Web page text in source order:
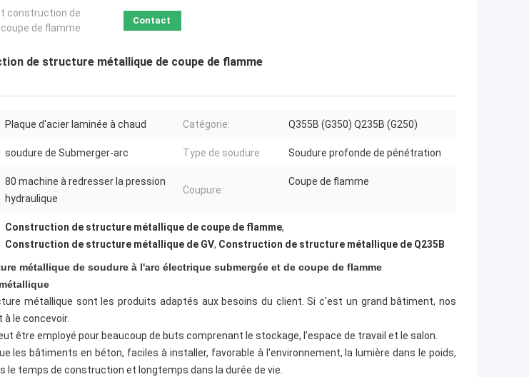
construction de
de flamme
Contact
de structure métallique de coupe de flamme
Plaque d'acier laminée à chaud Catégorie: Q355B (G350) Q235B (G250)
soudure de Submerger-arc Type de soudure: Soudure profonde de pénétration
80 machine à redresser la pression
hydraulique
Coupure:
Coupe de flamme
Construction de structure métallique de coupe de flamme,
Construction de structure métallique de GV, Construction de structure métallique de Q235B
métallique de soudure à l'arc électrique submergée et de coupe de flamme
métallique sont les produits adaptés aux besoins du client. Si c'est un grand bâtiment, nos
à le concevoir.
être employé pour beaucoup de buts comprenant le stockage, l'espace de travail et le salon.
les bâtiments en béton, faciles à installer, favorable à l'environnement, la lumière dans le poids,
le temps de construction et longtemps dans la durée de vie.